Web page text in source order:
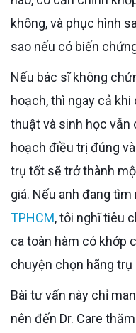
không, và phục hình
sao nếu có biến
Nếu bác sĩ không chứng minh được năng lực lập kế
hoạch, thì ngay cả
thuật và sinh học vẫn
hoạch điều trị đúng
trụ tốt sẽ trở thành
giá. Nếu anh đang tìm
TPHCM, tôi nghĩ tiêu
ca toàn hàm có khớp
chuyện chọn hãng trụ
Bài tư vấn này chỉ mang tính chất tham khảo. Anh
nên đến Dr. Care